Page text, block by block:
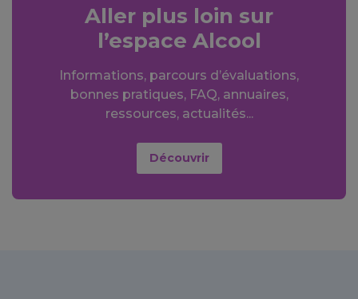
Aller plus loin sur
l’espace Alcool
Informations, parcours d’évaluations,
bonnes pratiques, FAQ, annuaires,
ressources, actualités...
Découvrir